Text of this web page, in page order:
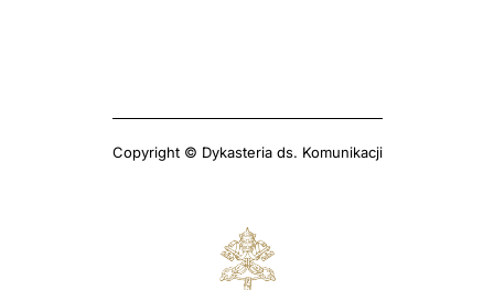
Copyright © Dykasteria ds. Komunikacji